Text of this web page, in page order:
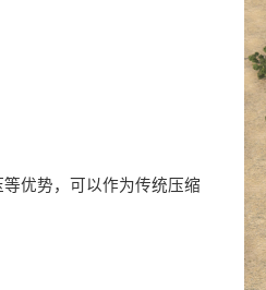
优势，可以作为传统压缩